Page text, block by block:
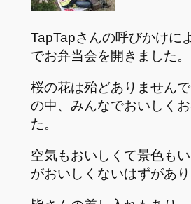
TapTapさんの呼びかけに
でお弁当会を開きました。
桜の花は殆どありません
の中、みんなでおいしく
た。
空気もおいしくて景色も
がおいしくないはずがあり